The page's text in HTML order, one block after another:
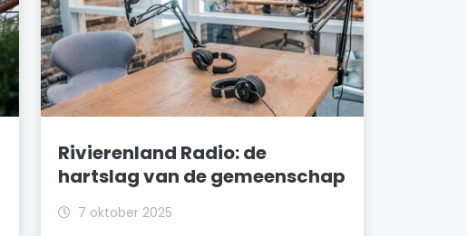
Rivierenland Radio: de
hartslag van de gemeenschap
7 oktober 2025